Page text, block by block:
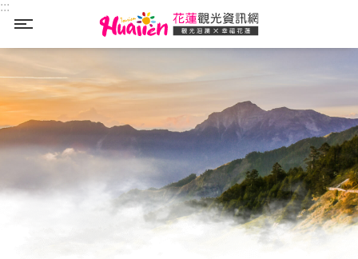
メインのコンテンツブロックにジャンプします
:::